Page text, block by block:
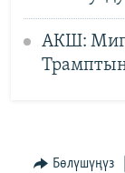
АКШ:
Бөлүшүңүз